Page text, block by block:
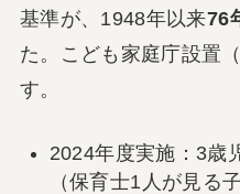
基準が、1948年以来76
た。こども家庭庁設置
す。
2024年度実施：3歳
（保育士1人が見る